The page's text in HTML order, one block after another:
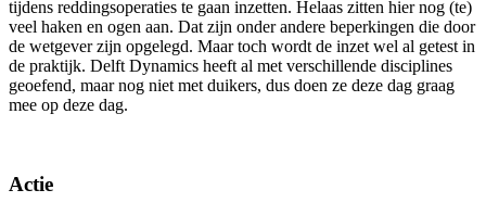
tijdens reddingsoperaties te gaan inzetten. Helaas zitten hier nog (te)
veel haken en ogen aan. Dat zijn onder andere beperkingen die door
de wetgever zijn opgelegd. Maar toch wordt de inzet wel al getest in
de praktijk. Delft Dynamics heeft al met verschillende disciplines
geoefend, maar nog niet met duikers, dus doen ze deze dag graag
mee op deze dag.
Actie